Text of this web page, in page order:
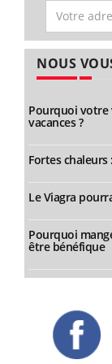
NOUS
Pourquoi votre
vacances ?
Fortes
Le Viagra
Pourquoi
être bénéfique